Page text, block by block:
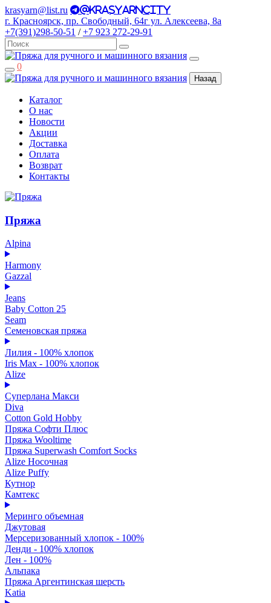
krasyarn@list.ru @krasyarncity
г. Красноярск, пр. Свободный, 64г ул. Алексеева, 8а
+7(391)298-50-51 / +7 923 272-29-91
0
Назад
Каталог
О нас
Новости
Акции
Доставка
Оплата
Возврат
Контакты
Пряжа
Alpina
Harmony
Gazzal
Jeans
Baby Cotton 25
Seam
Семеновская пряжа
Лилия - 100% хлопок
Iris Max - 100% хлопок
Alize
Суперлана Макси
Diva
Cotton Gold Hobby
Пряжа Софти Плюс
Пряжа Wooltime
Пряжа Superwash Comfort Socks
Alize Носочная
Alize Puffy
Кутнор
Камтекс
Меринго объемная
Джутовая
Мерсеризованный хлопок - 100%
Денди - 100% хлопок
Лен - 100%
Альпака
Пряжа Аргентинская шерсть
Katia